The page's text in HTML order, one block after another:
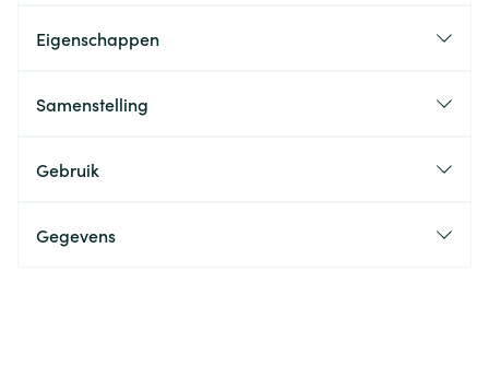
Eigenschappen
Samenstelling
Gebruik
Gegevens